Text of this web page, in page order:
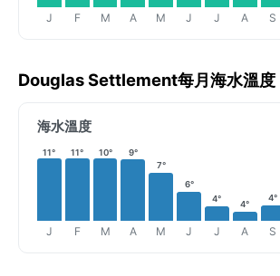
J F M A M J J A S
Douglas Settlement每月海水溫度
海水溫度
11°
J
11°
F
10°
M
9°
A
7°
M
6°
J
4°
J
4°
A
4°
S